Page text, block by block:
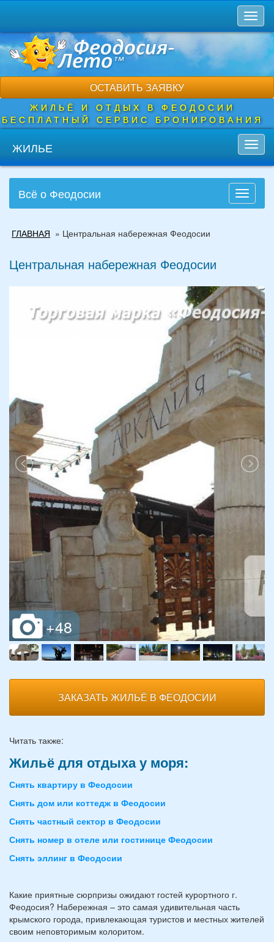
основному
содержанию
ОСТАВИТЬ ЗАЯВКУ
ЖИЛЬЁ И ОТДЫХ В ФЕОДОСИИ
БЕСПЛАТНЫЙ СЕРВИС БРОНИРОВАНИЯ
ЖИЛЬЕ
Toggle
Всё о Феодосии
здесь
ГЛАВНАЯ » Центральная набережная Феодосии
Центральная набережная Феодосии
ЗАКАЗАТЬ ЖИЛЬЁ В ФЕОДОСИИ
Читать также:
Жильё для отдыха у моря:
Снять квартиру в Феодосии
Снять дом или коттедж в Феодосии
Снять частный сектор в Феодосии
Снять номер в отеле или гостинице Феодосии
Снять эллинг в Феодосии
Какие приятные сюрпризы ожидают гостей курортного г.
Феодосия? Набережная – это самая удивительная часть
крымского города, привлекающая туристов и местных жителей
своим неповторимым колоритом.